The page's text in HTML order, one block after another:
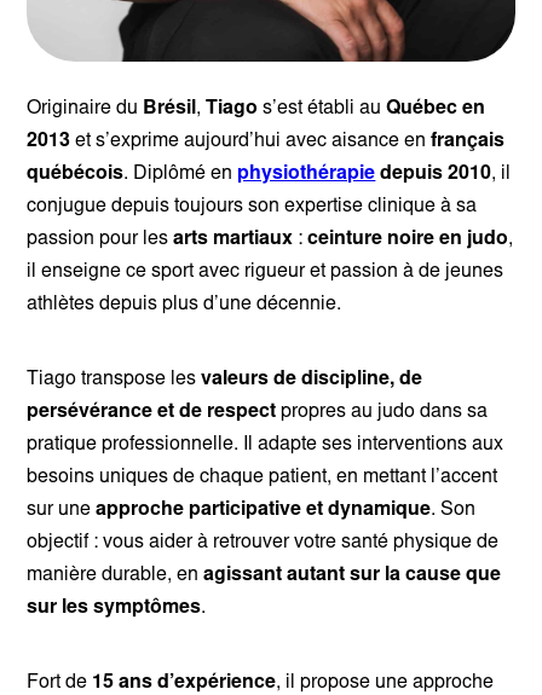
Originaire du Brésil , Tiago s’est établi auQuébec en
2013 et s’exprime aujourd’hui avec aisance enfrançais
québécois. Diplômé en physiothérapie depuis 2010, il
conjugue depuis toujours son expertise clinique à sa
passion pour lesarts martiaux :ceinture noire en judo,
il enseigne ce sport avec rigueur et passion à de jeunes
athlètes depuis plus d’une décennie.
Tiago transpose lesvaleurs de discipline, de
persévérance et de respect propres au judo dans sa
pratique professionnelle. Il adapte ses interventions aux
besoins uniques de chaque patient, en mettant l’accent
sur uneapproche participative et dynamique. Son
objectif : vous aider à retrouver votre santé physique de
manière durable, enagissant autant sur la cause que
sur les symptômes.
Fort de 15 ans d’expérience, il propose une approche